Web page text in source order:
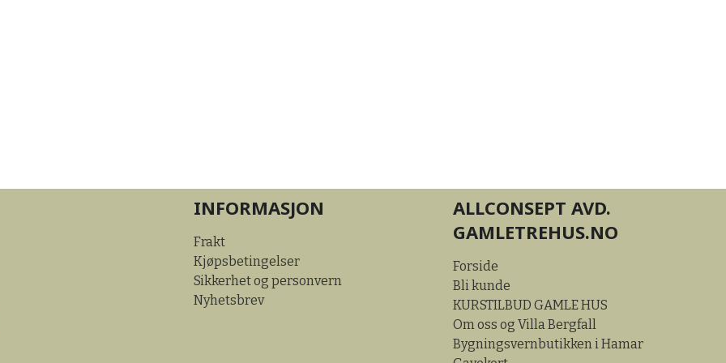
INFORMASJON
Frakt
Kjøpsbetingelser
Sikkerhet og personvern
Nyhetsbrev
ALLCONSEPT AVD.
GAMLETREHUS.NO
Forside
Bli kunde
KURSTILBUD GAMLE HUS
Om oss og Villa Bergfall
Bygningsvernbutikken i Hamar